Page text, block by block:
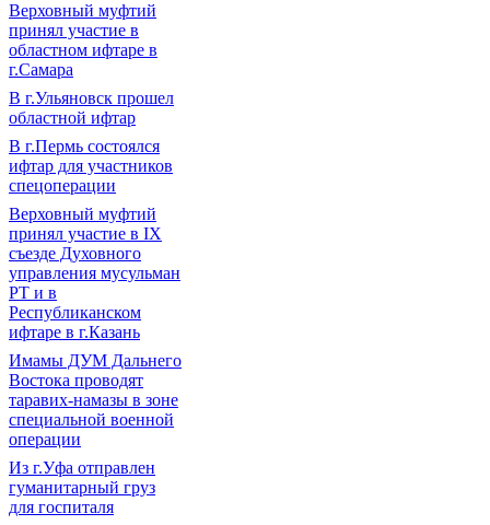
Верховный муфтий
принял участие в
областном ифтаре в
г.Самара
В г.Ульяновск прошел
областной ифтар
В г.Пермь состоялся
ифтар для участников
спецоперации
Верховный муфтий
принял участие в IХ
съезде Духовного
управления мусульман
РТ и в
Республиканском
ифтаре в г.Казань
Имамы ДУМ Дальнего
Востока проводят
таравих-намазы в зоне
специальной военной
операции
Из г.Уфа отправлен
гуманитарный груз
для госпиталя